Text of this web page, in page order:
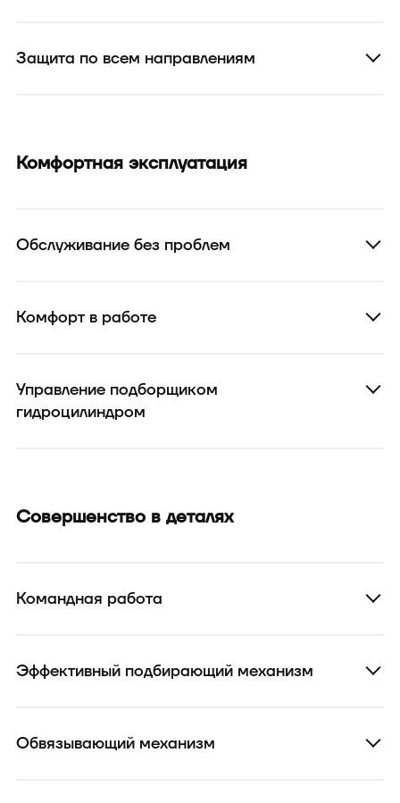
Защита по всем направлениям
Комфортная эксплуатация
Обслуживание без проблем
Комфорт в работе
Управление подборщиком
гидроцилиндром
Совершенство в деталях
Командная работа
Эффективный подбирающий механизм
Обвязывающий механизм